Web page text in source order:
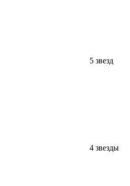
5 звезд
4 звезды